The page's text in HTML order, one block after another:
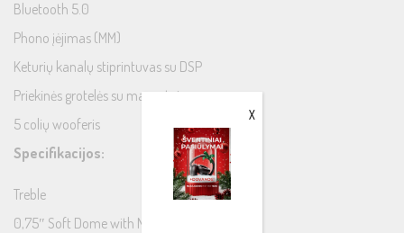
Bluetooth 5.0
Phono įėjimas (MM)
Keturių kanalų stiprintuvas su DSP
Priekinės grotelės su magnetais
5 colių wooferis
Specifikacijos:
Treble
0,75″ Soft Dome with Neodymium Magnet
X